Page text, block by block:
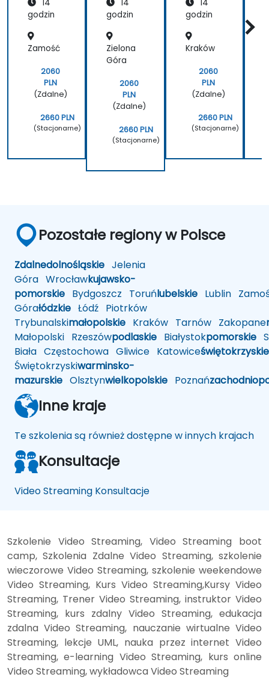
oprogr
amowa
open
source
14
godzin
Zamość
2060
PLN
(Zdalne)
2660 PLN
(Stacjonarne)
oprogr
amowa
open
source
14
godzin
Zielona
Góra
2060
PLN
(Zdalne)
2660 PLN
(Stacjonarne)
oprogr
amowa
open
source
14
godzin
Kraków
2060
PLN
(Zdalne)
2660 PLN
(Stacjonarne)
Pozostałe regiony w Polsce
Zdalnedolnośląskie Jelenia
Góra Wrocławkujawsko-
pomorskie Bydgoszcz Toruńlubelskie Lublin
Górałódzkie Łódź Piotrków
Trybunalskimałopolskie Kraków Tarnów Zakopane
Małopolski Rzeszówpodlaskie Białystokpomorskie
Biała Częstochowa Gliwice Katowiceświętokrzyskie
Świętokrzyskiwarminsko-
mazurskie Olsztynwielkopolskie Poznań
Inne kraje
Te szkolenia są również dostępne w innych krajach
Konsultacje
Video Streaming Konsultacje
Szkolenie Video Streaming, Video Streaming boot
camp, Szkolenia Zdalne Video Streaming, szkolenie
wieczorowe Video Streaming, szkolenie weekendowe
Video Streaming, Kurs Video Streaming,Kursy Video
Streaming, Trener Video Streaming, instruktor Video
Streaming, kurs zdalny Video Streaming, edukacja
zdalna Video Streaming, nauczanie wirtualne Video
Streaming, lekcje UML, nauka przez internet Video
Streaming, e-learning Video Streaming, kurs online
Video Streaming, wykładowca Video Streaming